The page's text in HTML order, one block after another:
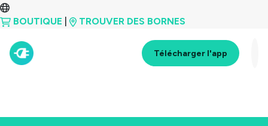
BOUTIQUE TROUVER DES BORNES
Télécharger l'app